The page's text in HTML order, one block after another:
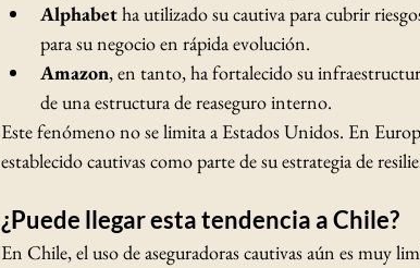
Alphabet ha utilizado su cautiva para cubrir
para su negocio en rápida evolución.
Amazon, en tanto, ha fortalecido su
de una estructura de reaseguro interno.
Este fenómeno no se limita a Estados Unidos. En
establecido cautivas como parte de su estrategia de
¿Puede llegar esta tendencia a Chile?
En Chile, el uso de aseguradoras cautivas aún es muy